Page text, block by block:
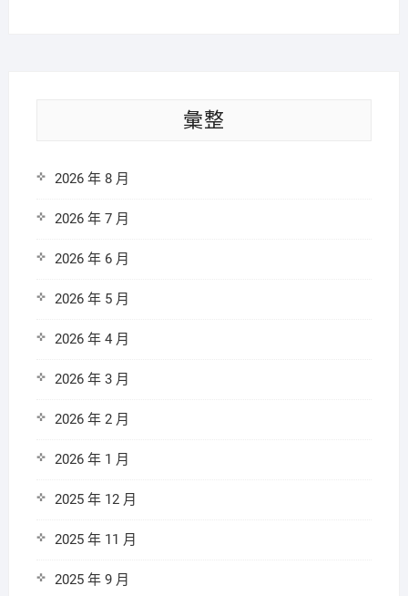
彙整
2026 年 8 月
2026 年 7 月
2026 年 6 月
2026 年 5 月
2026 年 4 月
2026 年 3 月
2026 年 2 月
2026 年 1 月
2025 年 12 月
2025 年 11 月
2025 年 9 月